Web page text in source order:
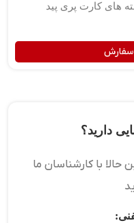
های کارت پری پید
سفارش
دارید؟
حالا با کارشناسان ما